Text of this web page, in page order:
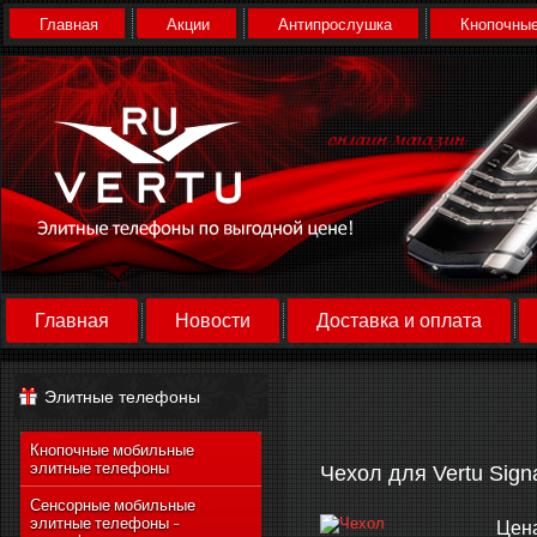
Главная Акции Антипрослушка
Главная Новости Доставка и оплата
Элитные телефоны
Кнопочные мобильные
элитные телефоны
Сенсорные мобильные
элитные телефоны -
Чехол для Vertu